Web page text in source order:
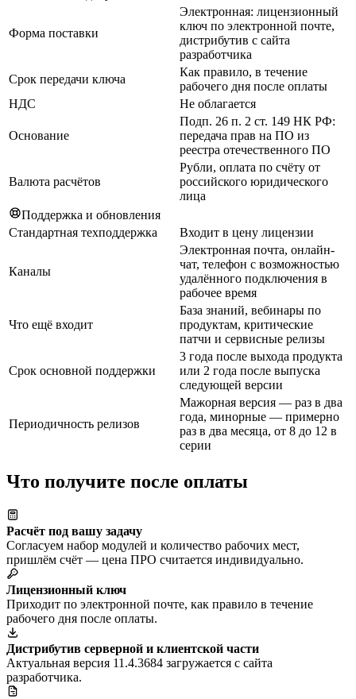
Форма поставки
Электронная: лицензионный
ключ по электронной почте,
дистрибутив с сайта
разработчика
Срок передачи ключа
Как правило, в течение
рабочего дня после оплаты
НДС
Не облагается
Основание
Подп. 26 п. 2 ст. 149 НК РФ:
передача прав на ПО из
реестра отечественного ПО
Валюта расчётов
Рубли, оплата по счёту от
российского юридического
лица
Поддержка и обновления
Стандартная техподдержка
Входит в цену лицензии
Каналы
Электронная почта, онлайн-
чат, телефон с возможностью
удалённого подключения в
рабочее время
Что ещё входит
База знаний, вебинары по
продуктам, критические
патчи и сервисные релизы
Срок основной поддержки
3 года после выхода продукта
или 2 года после выпуска
следующей версии
Периодичность релизов
Мажорная версия — раз в два
года, минорные — примерно
раз в два месяца, от 8 до 12 в
серии
Что получите после оплаты
Расчёт под вашу задачу
Согласуем набор модулей и количество рабочих мест,
пришлём счёт — цена ПРО считается индивидуально.
Лицензионный ключ
Приходит по электронной почте, как правило в течение
рабочего дня после оплаты.
Дистрибутив серверной и клиентской части
Актуальная версия 11.4.3684 загружается с сайта
разработчика.